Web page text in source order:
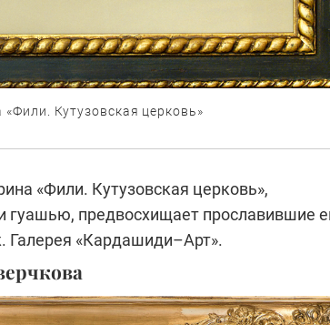
Кутузовская церковь»
«Фили. Кутузовская церковь»,
предвосхищает прославившие
Галерея «Кардашиди–Арт».